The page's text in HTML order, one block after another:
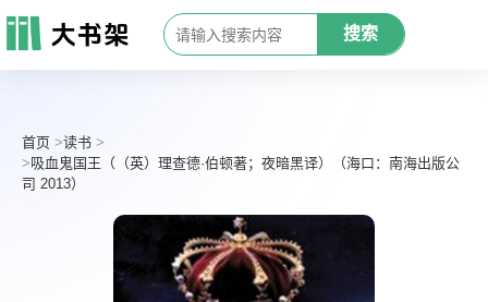
搜索
首页
读书
吸血鬼国王（（英）理查德·伯顿著；夜暗黑译）（海口：南海出版公
司 2013）